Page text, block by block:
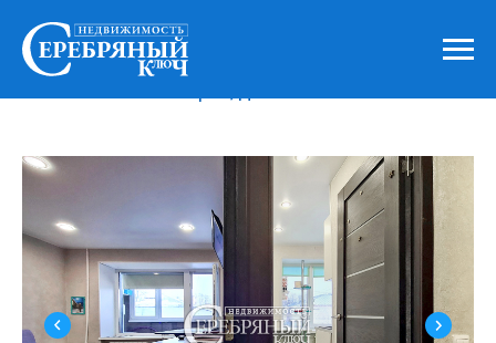
Каталог » Продажа